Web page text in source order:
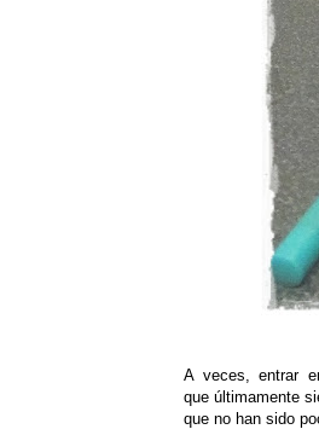
A veces, entrar
que últimamente
que no han sido